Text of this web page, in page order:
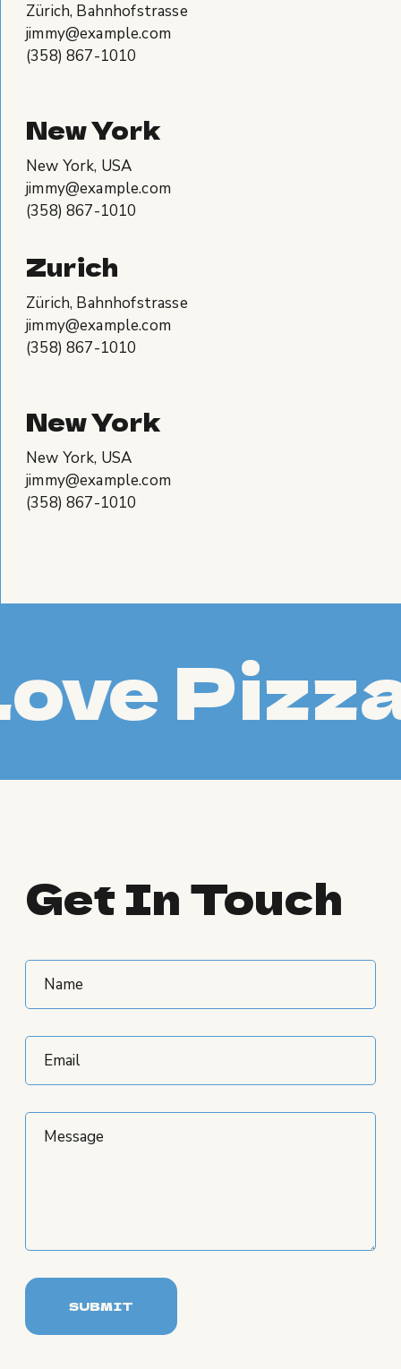
Zürich, Bahnhofstrasse
jimmy@example.com
(358) 867-1010
New York
New York, USA
jimmy@example.com
(358) 867-1010
Zurich
Zürich, Bahnhofstrasse
jimmy@example.com
(358) 867-1010
New York
New York, USA
jimmy@example.com
(358) 867-1010
Pizza
Get In Touch
SUBMIT